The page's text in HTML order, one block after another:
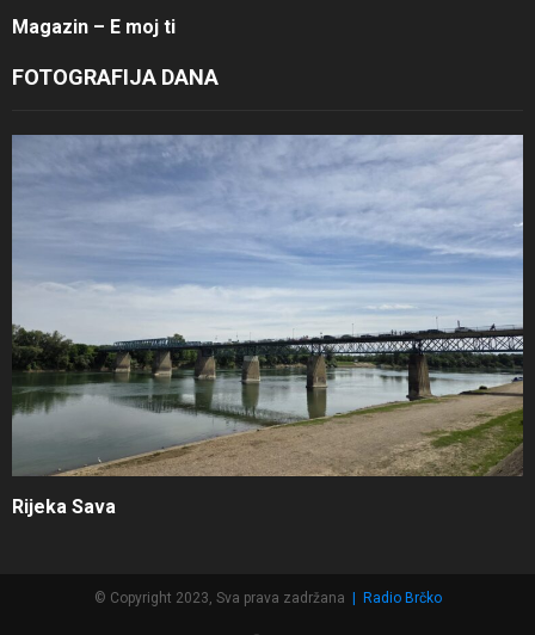
Magazin – E moj ti
FOTOGRAFIJA DANA
Rijeka Sava
© Copyright 2023, Sva prava zadržana | Radio Brčko